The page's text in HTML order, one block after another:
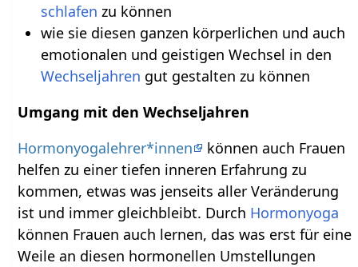
schlafen zu können
wie sie diesen ganzen körperlichen und auch
emotionalen und geistigen Wechsel in den
Wechseljahren gut gestalten zu können
Umgang mit den Wechseljahren
Hormonyogalehrer*innen
können auch Frauen
helfen zu einer tiefen inneren Erfahrung zu
kommen, etwas was jenseits aller Veränderung
ist und immer gleichbleibt. Durch Hormonyoga
können Frauen auch lernen, das was erst für eine
Weile an diesen hormonellen Umstellungen